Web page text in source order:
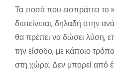
Τα ποσά που εισπράττει το
διατείνεται, δηλαδή στην
θα πρέπει να δώσει λύση,
την είσοδο, με κάποιο
στη χώρα. Δεν μπορεί από